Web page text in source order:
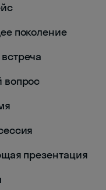
поколение
вопрос
презентация